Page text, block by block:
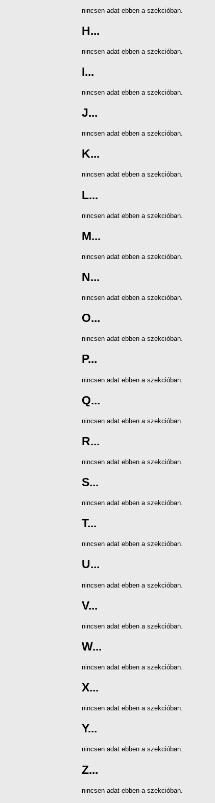
nincsen adat ebben a szekcióban.
H...
nincsen adat ebben a szekcióban.
I...
nincsen adat ebben a szekcióban.
J...
nincsen adat ebben a szekcióban.
K...
nincsen adat ebben a szekcióban.
L...
nincsen adat ebben a szekcióban.
M...
nincsen adat ebben a szekcióban.
N...
nincsen adat ebben a szekcióban.
O...
nincsen adat ebben a szekcióban.
P...
nincsen adat ebben a szekcióban.
Q...
nincsen adat ebben a szekcióban.
R...
nincsen adat ebben a szekcióban.
S...
nincsen adat ebben a szekcióban.
T...
nincsen adat ebben a szekcióban.
U...
nincsen adat ebben a szekcióban.
V...
nincsen adat ebben a szekcióban.
W...
nincsen adat ebben a szekcióban.
X...
nincsen adat ebben a szekcióban.
Y...
nincsen adat ebben a szekcióban.
Z...
nincsen adat ebben a szekcióban.